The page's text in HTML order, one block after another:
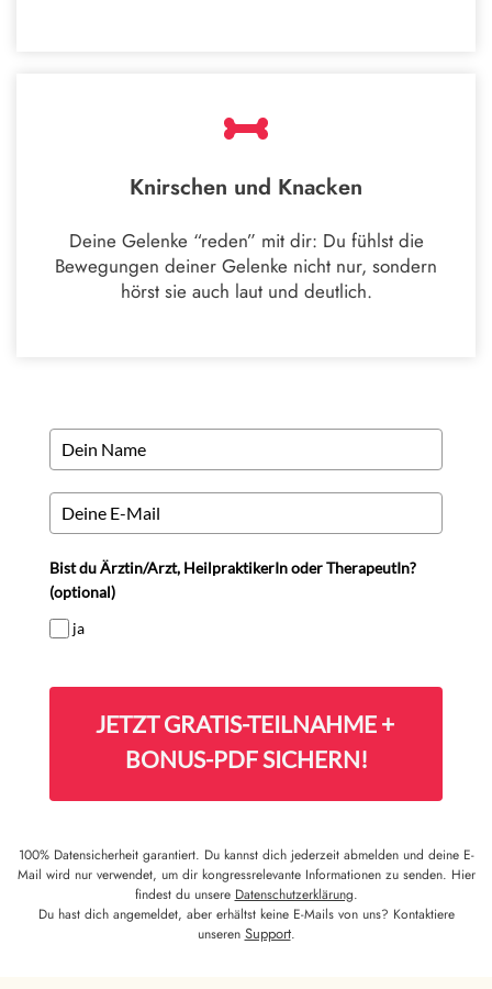
Knirschen und Knacken
Deine Gelenke “reden” mit dir: Du fühlst die
Bewegungen deiner Gelenke nicht nur, sondern
hörst sie auch laut und deutlich.
Bist du Ärztin/Arzt, HeilpraktikerIn oder TherapeutIn?
(optional)
ja
JETZT GRATIS-TEILNAHME +
BONUS-PDF SICHERN!
100% Datensicherheit garantiert. Du kannst dich jederzeit abmelden und deine E-
Mail wird nur verwendet, um dir kongressrelevante Informationen zu senden. Hier
findest du unsere Datenschutzerklärung.
Du hast dich angemeldet, aber erhältst keine E-Mails von uns? Kontaktiere
unseren Support.